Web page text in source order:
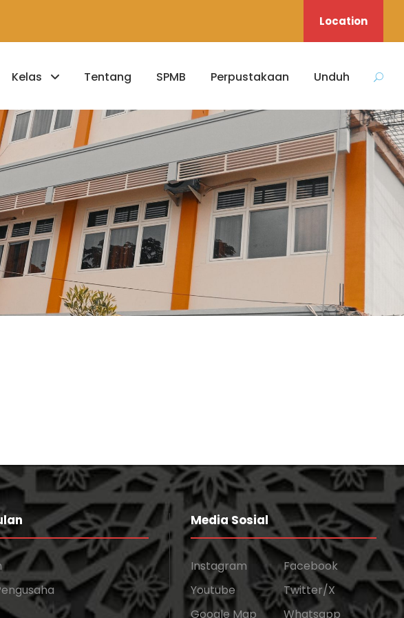
Location
Kelas Tentang SPMB Perpustakaan Unduh
Media Sosial
Instagram
Facebook
Youtube
Twitter/X
Google Map
Whatsapp